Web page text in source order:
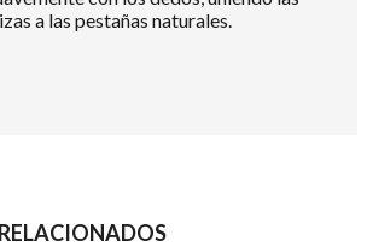
a las pestañas naturales.